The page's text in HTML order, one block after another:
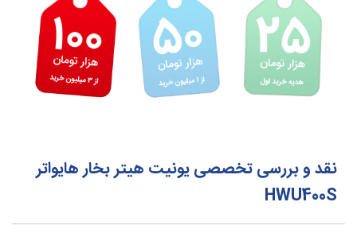
نقد و بررسی تخصصی یونیت هیتر بخار هایواتر
HWU400S